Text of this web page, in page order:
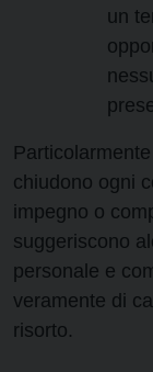
un
chiudono ogni
impegno o
suggeriscono
personale e
veramente di
risorto.